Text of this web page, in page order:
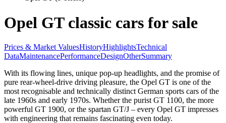
Opel GT classic cars for sale
Prices & Market ValuesHistoryHighlightsTechnical
DataMaintenancePerformanceDesignOtherSummary
With its flowing lines, unique pop-up headlights, and the promise of
pure rear-wheel-drive driving pleasure, the Opel GT is one of the
most recognisable and technically distinct German sports cars of the
late 1960s and early 1970s. Whether the purist GT 1100, the more
powerful GT 1900, or the spartan GT/J – every Opel GT impresses
with engineering that remains fascinating even today.